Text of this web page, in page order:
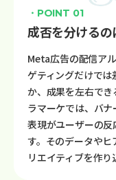
・POINT 01
成否を分ける
Meta広告の配信ア
ゲティングだけで
か、成果を左右で
ラマーケでは、バ
表現がユーザーの
す。そのデータや
リエイティブを作り